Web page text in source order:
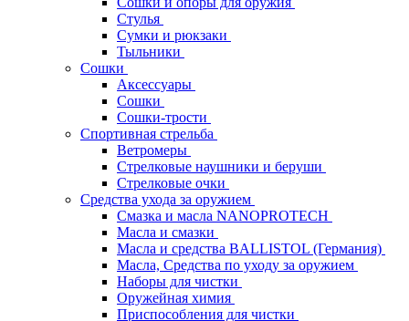
Стулья
Сумки и рюкзаки
Тыльники
Сошки
Аксессуары
Сошки
Сошки-трости
Спортивная стрельба
Ветромеры
Стрелковые наушники и беруши
Стрелковые очки
Средства ухода за оружием
Смазка и масла NANOPROTECH
Масла и смазки
Масла и средства BALLISTOL (Германия)
Масла, Средства по уходу за оружием
Наборы для чистки
Оружейная химия
Приспособления для чистки